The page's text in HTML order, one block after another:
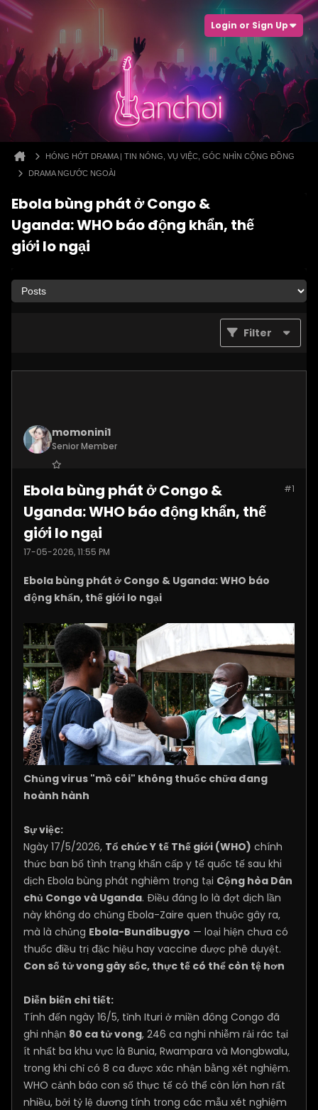
Login or Sign Up
HÓNG HỚT DRAMA | TIN NÓNG, VỤ VIỆC, GÓC NHÌN CỘNG ĐỒNG
DRAMA NGƯỚC NGOÀI
Ebola bùng phát ở Congo &
Uganda: WHO báo động khẩn, thế
giới lo ngại
Filter
momonini1
Senior Member
Posts:5399 #1
Ebola bùng phát ở Congo &
Uganda: WHO báo động khẩn, thế
giới lo ngại
17-05-2026, 11:55 PM
Ebola bùng phát ở Congo & Uganda: WHO báo
động khẩn, thế giới lo ngại
Chủng virus "mồ côi" không thuốc chữa đang
hoành hành
Sự việc:
Ngày 17/5/2026, Tổ chức Y tế Thế giới (WHO) chính
thức ban bố tình trạng khẩn cấp y tế quốc tế sau khi
dịch Ebola bùng phát nghiêm trọng tại Cộng hòa Dân
chủ Congo và Uganda. Điều đáng lo là đợt dịch lần
này không do chủng Ebola-Zaire quen thuộc gây ra,
mà là chủng Ebola-Bundibugyo — loại hiện chưa có
thuốc điều trị đặc hiệu hay vaccine được phê duyệt.
Con số tử vong gây sốc, thực tế có thể còn tệ hơn
Diễn biến chi tiết:
Tính đến ngày 16/5, tỉnh Ituri ở miền đông Congo đã
ghi nhận 80 ca tử vong, 246 ca nghi nhiễm rải rác tại
ít nhất ba khu vực là Bunia, Rwampara và Mongbwalu,
trong khi chỉ có 8 ca được xác nhận bằng xét nghiệm.
WHO cảnh báo con số thực tế có thể còn lớn hơn rất
nhiều, bởi tỷ lệ dương tính trong các mẫu xét nghiệm